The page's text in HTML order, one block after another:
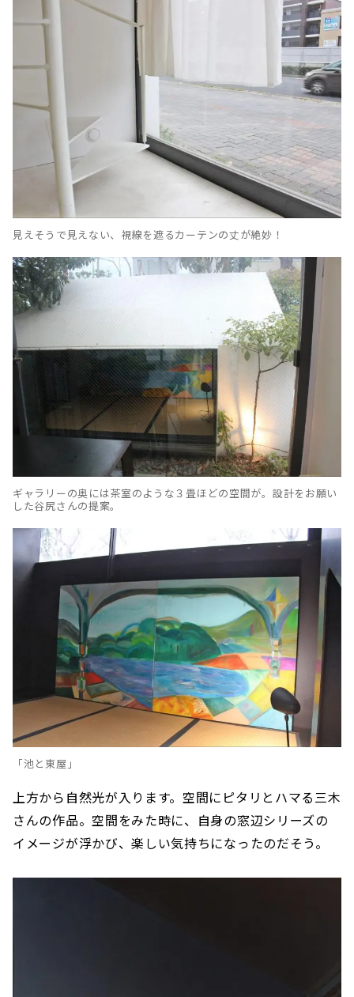
見えそうで見えない、視線を遮るカーテンの丈が絶妙！
ギャラリーの奥には茶室のような３畳ほどの空間が。設計をお願い
した谷尻さんの提案。
「池と東屋」
上方から自然光が入ります。空間にピタリとハマる三木
さんの作品。空間をみた時に、自身の窓辺シリーズの
イメージが浮かび、楽しい気持ちになったのだそう。